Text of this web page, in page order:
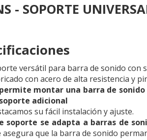
- SOPORTE
versátil para barra de sonido con
con acero de alta resistencia y
montar una barra de
adicional
su fácil instalación y ajuste.
soporte se adapta a barras de
asegura que la barra de sonido